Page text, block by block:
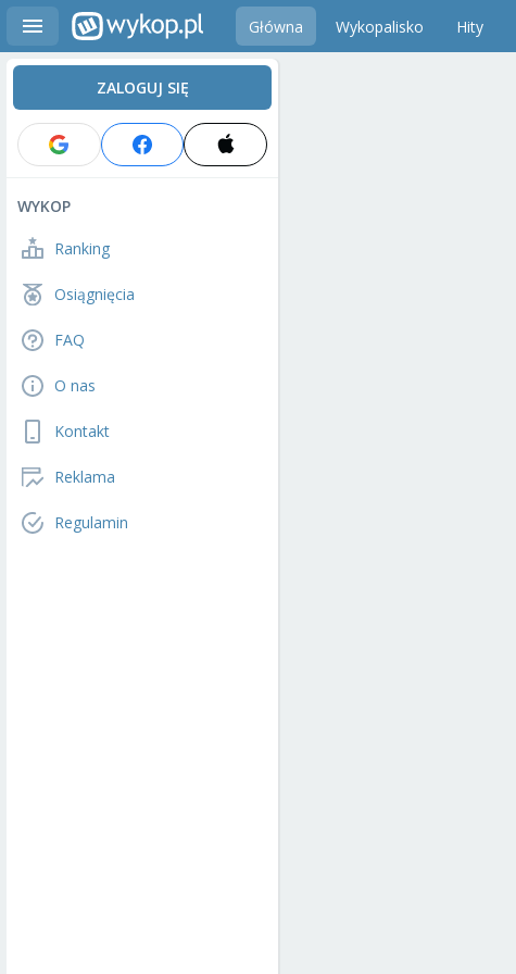
Główna Wykopalisko Hity
ZALOGUJ SIĘ
WYKOP
Ranking
Osiągnięcia
FAQ
O nas
Kontakt
Reklama
Regulamin